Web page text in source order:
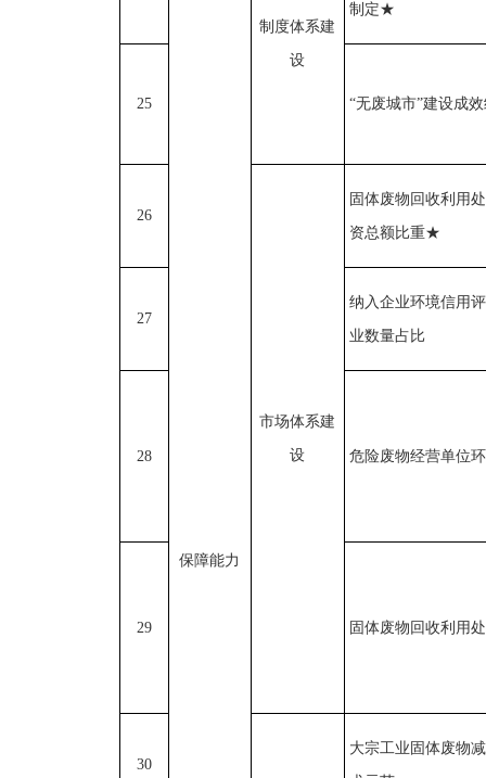
保障能力
制度体系建
设
制定★
25 “无废城市”建设成
26
市场体系建
设
固体废物回收利用
资总额比重★
27
纳入企业环境信用
业数量占比
28 危险废物经营单位
29 固体废物回收利用
30
大宗工业固体废物